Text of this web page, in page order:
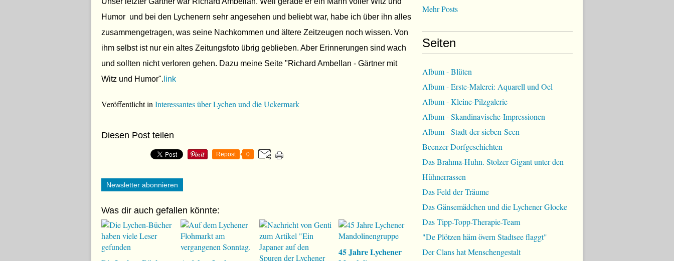
Humor und bei den Lychenern sehr angesehen und beliebt war, habe ich über ihn alles
zusammengetragen, was seine Nachkommen und ältere Zeitzeugen noch wissen. Von
ihm selbst ist nur ein altes Zeitungsfoto übrig geblieben. Aber Erinnerungen sind wach
und sollten nicht verloren gehen. Dazu meine Seite "Richard Ambellan - Gärtner mit
Witz und Humor". link
Veröffentlicht in Interessantes über Lychen und die Uckermark
Diesen Post teilen
Repost 0
Newsletter abonnieren
Was dir auch gefallen könnte:
45 Jahre Lychener
Mehr Posts
Seiten
Album - Blüten
Album - Erste-Malerei: Aquarell und Oel
Album - Kleine-Pilzgalerie
Album - Skandinavische-Impressionen
Album - Stadt-der-sieben-Seen
Beenzer Dorfgeschichten
Das Brahma-Huhn. Stolzer Gigant unter den
Hühnerrassen
Das Feld der Träume
Das Gänsemädchen und die Lychener Glocke
Das Tipp-Topp-Therapie-Team
"De Plötzen häm övern Stadtsee flaggt"
Der Clans hat Menschengestalt